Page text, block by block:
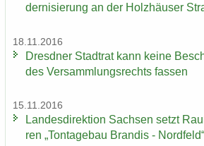
der­ni­sie­rung an der Holz­häu­ser
18.11.2016
Dresd­ner Stadt­rat kann keine
des Ver­samm­lungs­rechts fas­sen
15.11.2016
Lan­des­di­rek­ti­on Sach­sen setzt
ren „Ton­ta­ge­bau Bran­dis -